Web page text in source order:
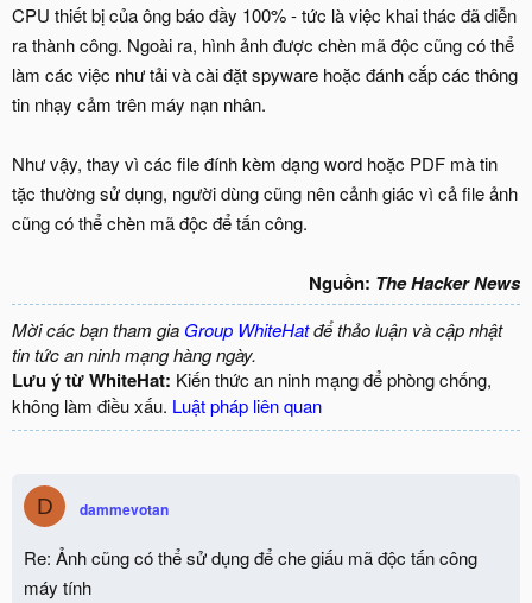
CPU thiết bị của ông báo đầy 100% - tức là việc khai thác đã diễn
ra thành công. Ngoài ra, hình ảnh được chèn mã độc cũng có thể
làm các việc như tải và cài đặt spyware hoặc đánh cắp các thông
tin nhạy cảm trên máy nạn nhân.
Như vậy, thay vì các file đính kèm dạng word hoặc PDF mà tin
tặc thường sử dụng, người dùng cũng nên cảnh giác vì cả file ảnh
cũng có thể chèn mã độc để tấn công.
Nguồn: The Hacker News
Mời các bạn tham gia Group WhiteHatđể thảo luận và cập nhật
tin tức an ninh mạng hàng ngày.
Lưu ý từ WhiteHat: Kiến thức an ninh mạng để phòng chống,
không làm điều xấu. Luật pháp liên quan
D dammevotan
Re: Ảnh cũng có thể sử dụng để che giấu mã độc tấn công
máy tính